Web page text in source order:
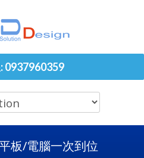
0937960359
板/電腦一次到位